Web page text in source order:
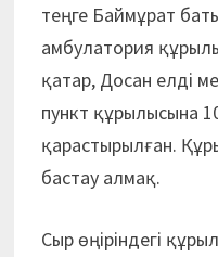
теңге Баймұрат
амбулатория
қатар, Досан елді
пункт құрылысына
қарастырылған.
бастау алмақ.
Сыр өңіріндегі